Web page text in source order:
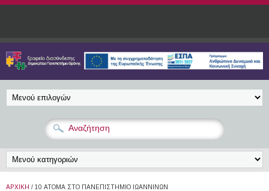
Παράκαμψη προς το κυρίως περιεχόμενο
ΑΡΧΙΚΉ / 10 ΆΤΟΜΑ ΣΤΟ ΠΑΝΕΠΙΣΤΉΜΙΟ ΙΩΑΝΝΊΝΩΝ